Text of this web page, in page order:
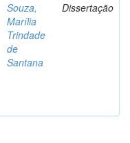
Souza,
Marília
Trindade
de
Santana
Dissertação